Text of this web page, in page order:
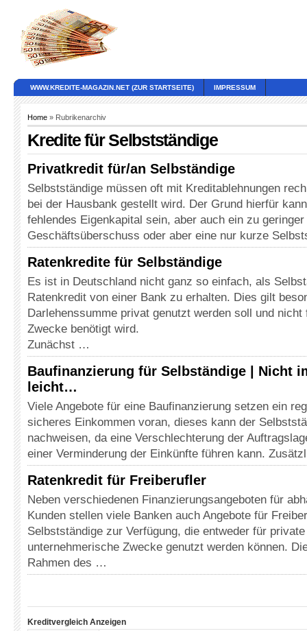
WWW.KREDITE-MAGAZIN.NET (ZUR STARTSEITE) IMPRESSUM
Home » Rubrikenarchiv
Kredite für Selbstständige
Privatkredit für/an Selbständige
Selbstständige müssen oft mit Kreditablehnungen
bei der Hausbank gestellt wird. Der Grund hierfür
fehlendes Eigenkapital sein, aber auch ein zu geringer
Geschäftsüberschuss oder aber eine nur kurze
Ratenkredite für Selbständige
Es ist in Deutschland nicht ganz so einfach, als
Ratenkredit von einer Bank zu erhalten. Dies gilt
Darlehenssumme privat genutzt werden soll und
Zwecke benötigt wird.
Zunächst …
Baufinanzierung für Selbständige | Nicht
leicht…
Viele Angebote für eine Baufinanzierung setzen ein
sicheres Einkommen voran, dieses kann der
nachweisen, da eine Verschlechterung der
einer Verminderung der Einkünfte führen kann.
Ratenkredit für Freiberufler
Neben verschiedenen Finanzierungsangeboten für
Kunden stellen viele Banken auch Angebote für
Selbstständige zur Verfügung, die entweder für
unternehmerische Zwecke genutzt werden können.
Rahmen des …
Kreditvergleich Anzeigen